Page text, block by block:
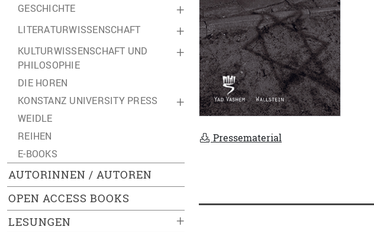
+
GESCHICHTE
+
LITERATURWISSENSCHAFT
+
KULTURWISSENSCHAFT UND
PHILOSOPHIE
DIE HOREN
+
KONSTANZ UNIVERSITY PRESS
WEIDLE
REIHEN
E-BOOKS
AUTORINNEN / AUTOREN
OPEN ACCESS BOOKS
+
LESUNGEN
Pressematerial